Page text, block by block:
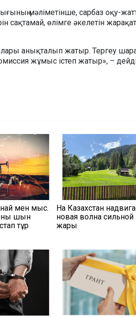
мәліметінше, сарбаз оқу-
өлімге әкелетін жарақат
анықталып жатыр. Тергеу
жұмыс істеп жатыр», –
мен мыс.
шын
тұр
На Казахстан
новая волна сильной
жары